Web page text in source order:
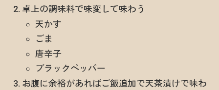
卓上の調味料で味変して味わう
天かす
ごま
唐辛子
ブラックペッパー
お腹に余裕があればご飯追加で天茶漬けで味わ